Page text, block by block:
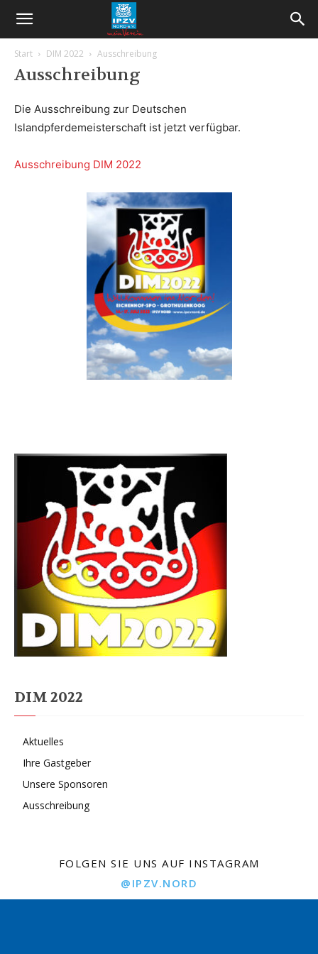
Start DIM 2022 Ausschreibung
Ausschreibung
Die Ausschreibung zur Deutschen
Islandpferdemeisterschaft ist jetzt verfügbar.
Ausschreibung DIM 2022
DIM 2022
Aktuelles
Ihre Gastgeber
Unsere Sponsoren
Ausschreibung
FOLGEN SIE UNS AUF INSTAGRAM
@IPZV.NORD